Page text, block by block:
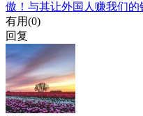
傲！与其让外国人赚我们的
有用(0)
回复